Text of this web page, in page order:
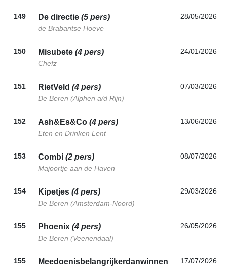
149 De directie (5 pers)
de Brabantse Hoeve
28/05/2026
150 Misubete (4 pers)
Chefz
24/01/2026
151 RietVeld (4 pers)
De Beren (Alphen a/d Rijn)
07/03/2026
152 Ash&Es&Co (4 pers)
Eten en Drinken Lent
13/06/2026
153 Combi (2 pers)
Majoortje aan de Haven
08/07/2026
154 Kipetjes (4 pers)
De Beren (Amsterdam-Noord)
29/03/2026
155 Phoenix (4 pers)
De Beren (Veenendaal)
26/05/2026
155
Meedoenisbelangrijkerdanwinnen
17/07/2026